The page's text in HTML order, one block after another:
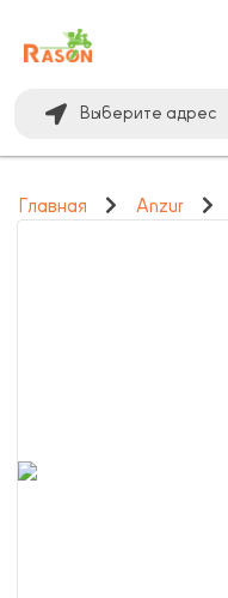
Выберите адрес
Главная Anzur